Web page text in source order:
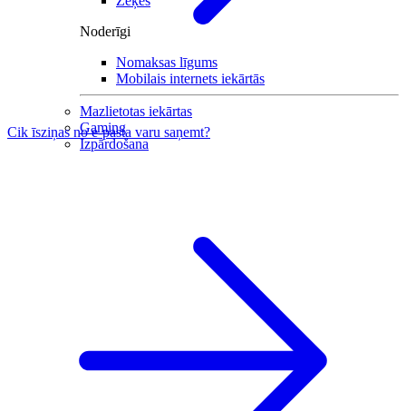
Noderīgi
Nomaksas līgums
Mobilais internets iekārtās
Mazlietotas iekārtas
Gaming
Izpārdošana
Cik īsziņas no e-pasta varu saņemt?